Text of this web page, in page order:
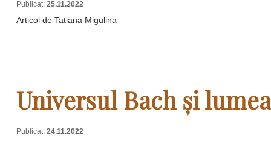
Publicat: 25.11.2022
Articol de Tatiana Migulina
Universul Bach și
Publicat: 24.11.2022